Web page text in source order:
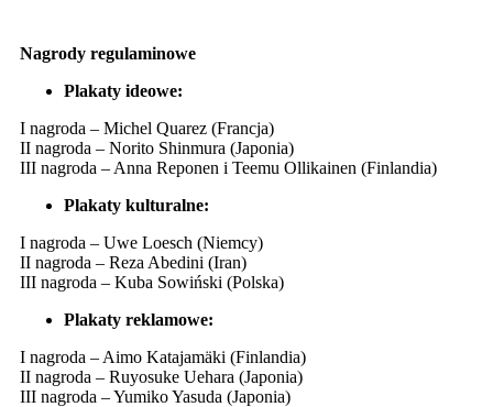
Nagrody regulaminowe
Plakaty ideowe:
I nagroda – Michel Quarez (Francja)
II nagroda – Norito Shinmura (Japonia)
III nagroda – Anna Reponen i Teemu Ollikainen (Finlandia)
Plakaty kulturalne:
I nagroda – Uwe Loesch (Niemcy)
II nagroda – Reza Abedini (Iran)
III nagroda – Kuba Sowiński (Polska)
Plakaty reklamowe:
I nagroda – Aimo Katajamäki (Finlandia)
II nagroda – Ruyosuke Uehara (Japonia)
III nagroda – Yumiko Yasuda (Japonia)